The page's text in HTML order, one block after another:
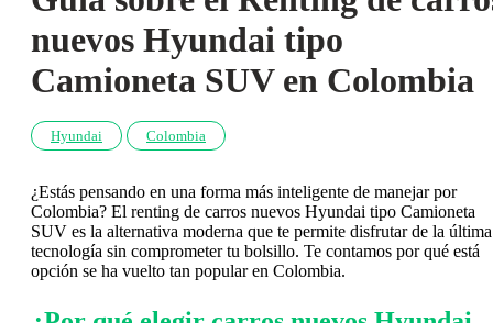
nuevos Hyundai tipo
Camioneta SUV en Colombia
Hyundai Colombia
¿Estás pensando en una forma más inteligente de manejar por
Colombia? El renting de carros nuevos Hyundai tipo Camioneta
SUV es la alternativa moderna que te permite disfrutar de la última
tecnología sin comprometer tu bolsillo. Te contamos por qué está
opción se ha vuelto tan popular en Colombia.